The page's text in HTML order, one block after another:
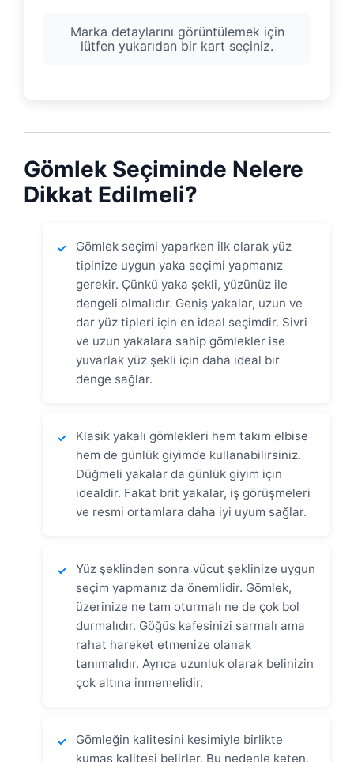
Marka detaylarını görüntülemek için
lütfen yukarıdan bir kart seçiniz.
Gömlek Seçiminde Nelere
Dikkat Edilmeli?
✓
Gömlek seçimi yaparken ilk olarak yüz
tipinize uygun yaka seçimi yapmanız
gerekir. Çünkü yaka şekli, yüzünüz ile
dengeli olmalıdır. Geniş yakalar, uzun ve
dar yüz tipleri için en ideal seçimdir. Sivri
ve uzun yakalara sahip gömlekler ise
yuvarlak yüz şekli için daha ideal bir
denge sağlar.
✓
Klasik yakalı gömlekleri hem takım elbise
hem de günlük giyimde kullanabilirsiniz.
Düğmeli yakalar da günlük giyim için
idealdir. Fakat brit yakalar, iş görüşmeleri
ve resmi ortamlara daha iyi uyum sağlar.
✓
Yüz şeklinden sonra vücut şeklinize uygun
seçim yapmanız da önemlidir. Gömlek,
üzerinize ne tam oturmalı ne de çok bol
durmalıdır. Göğüs kafesinizi sarmalı ama
rahat hareket etmenize olanak
tanımalıdır. Ayrıca uzunluk olarak belinizin
çok altına inmemelidir.
✓
Gömleğin kalitesini kesimiyle birlikte
kumaş kalitesi belirler. Bu nedenle keten,